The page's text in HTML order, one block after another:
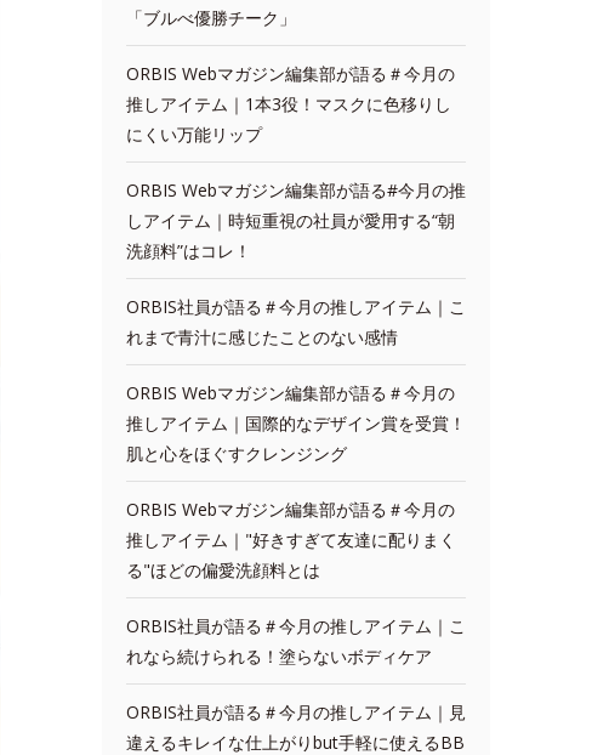
「ブルべ優勝チーク」
ORBIS Webマガジン編集部が語る＃今月の
推しアイテム｜1本3役！マスクに色移りし
にくい万能リップ
ORBIS Webマガジン編集部が語る#今月の推
しアイテム｜時短重視の社員が愛用する“朝
洗顔料”はコレ！
ORBIS社員が語る＃今月の推しアイテム｜こ
れまで青汁に感じたことのない感情
ORBIS Webマガジン編集部が語る＃今月の
推しアイテム｜国際的なデザイン賞を受賞！
肌と心をほぐすクレンジング
ORBIS Webマガジン編集部が語る＃今月の
推しアイテム｜"好きすぎて友達に配りまく
る"ほどの偏愛洗顔料とは
ORBIS社員が語る＃今月の推しアイテム｜こ
れなら続けられる！塗らないボディケア
ORBIS社員が語る＃今月の推しアイテム｜見
違えるキレイな仕上がりbut手軽に使えるBB